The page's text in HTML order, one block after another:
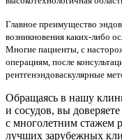
Главное преимущество
возникновения каких-либо
Многие пациенты, с
операциям, после
рентгенэндоваскулярные
Обращаясь в нашу
и сосудов, вы
с многолетним стажем
лучших зарубежных